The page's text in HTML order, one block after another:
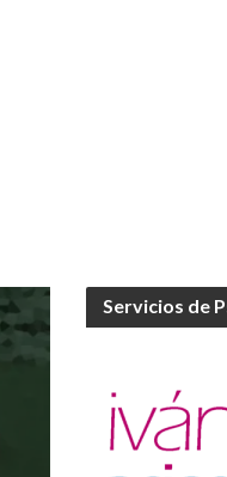
Servicios de